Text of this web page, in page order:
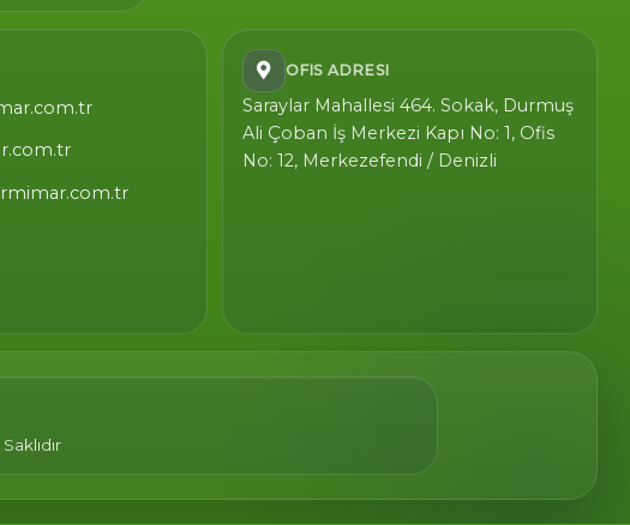
OFIS ADRESI
Saraylar Mahallesi 464. Sokak, Durmuş
Ali Çoban İş Merkezi Kapı No: 1, Ofis
No: 12, Merkezefendi / Denizli